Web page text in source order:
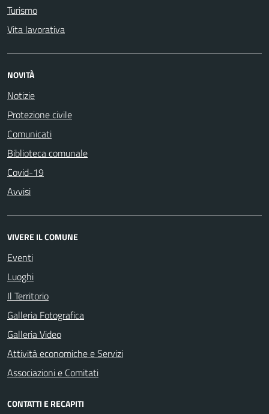
Turismo
Vita lavorativa
NOVITÀ
Notizie
Protezione civile
Comunicati
Biblioteca comunale
Covid-19
Avvisi
VIVERE IL COMUNE
Eventi
Luoghi
Il Territorio
Galleria Fotografica
Galleria Video
Attività economiche e Servizi
Associazioni e Comitati
CONTATTI E RECAPITI